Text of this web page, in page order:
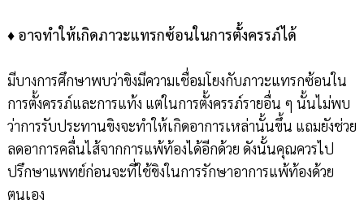
♦ อาจทำให้เกิดภาวะแทรกซ้อนในการตั้งครรภ์ได้
มีบางการศึกษาพบว่าขิงมีความเชื่อมโยงกับภาวะแทรกซ้อนใน
การตั้งครรภ์และการแท้ง แต่ในการตั้งครรภ์รายอื่น ๆ นั้นไม่พบ
ว่าการรับประทานขิงจะทำให้เกิดอาการเหล่านั้นขึ้น แถมยังช่วย
ลดอาการคลื่นไส้จากการแพ้ท้องได้อีกด้วย ดังนั้นคุณควรไป
ปรึกษาแพทย์ก่อนจะที่ใช้ขิงในการรักษาอาการแพ้ท้องด้วย
ตนเอง